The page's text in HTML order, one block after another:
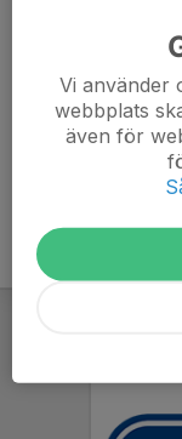
Vi har inte haft
räknar vi med att
Vi använder
webbplats
även för